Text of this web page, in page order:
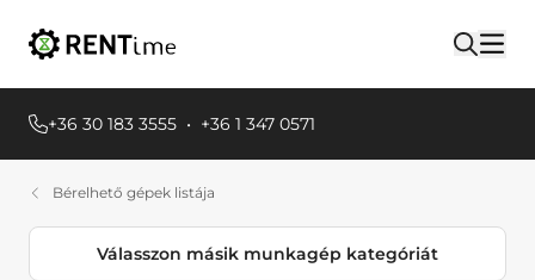
+36 30 183 3555 • +36 1 347 0571
Bérelhető gépek listája
Válasszon másik munkagép kategóriát